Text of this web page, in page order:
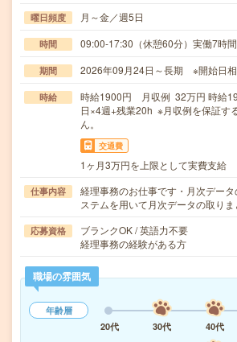
曜日頻度 月～金／週5日
時間 09:00-17:30（休憩60分）実働7時
期間 2026年09月24日～長期 ※開始日
時給
時給1900円 月収例 32万円 時給
日×4週+残業20h ※月収例を保証す
ん。
交通費
1ヶ月3万円を上限として実費支給
仕事内容
経理事務のお仕事です・月次デー
ステムを用いて月次データの取り
応募資格
ブランクOK / 英語力不要
経理事務の経験がある方
職場の雰囲気
年齢層
20代
30代 40代